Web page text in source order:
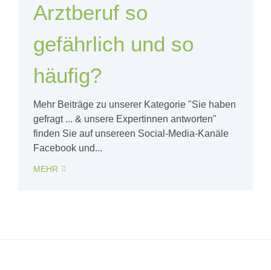
Arztberuf so
gefährlich und so
häufig?
Mehr Beiträge zu unserer Kategorie "Sie haben
gefragt ... & unsere Expertinnen antworten"
finden Sie auf unsereen Social-Media-Kanäle
Facebook und...
MEHR